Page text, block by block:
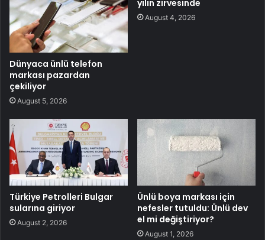
Dünyaca ünlü telefon
markası pazardan
çekiliyor
August 5, 2026
yılın zirvesinde
August 4, 2026
Türkiye Petrolleri Bulgar
sularına giriyor
August 2, 2026
Ünlü boya markası için
nefesler tutuldu: Ünlü dev
el mi değiştiriyor?
August 1, 2026